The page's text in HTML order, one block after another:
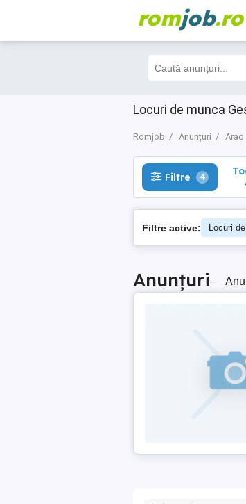
romjob.ro
Locuri de munca
Romjob Anunțuri Arad
Filtre 4
4
Filtre 4
Filtre active: Locuri
Anunțuri–